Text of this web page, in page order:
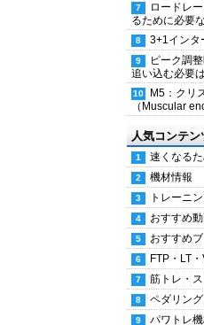
ロードレ
るために必要
3+1インタ
ピーク調
追い込む必要
M5：クリ
（Muscular
人気コンテン
速くなる
機材情報
トレーニ
おすすめ
おすすめ
FTP・LT
筋トレ・
ペダリン
パワトレ